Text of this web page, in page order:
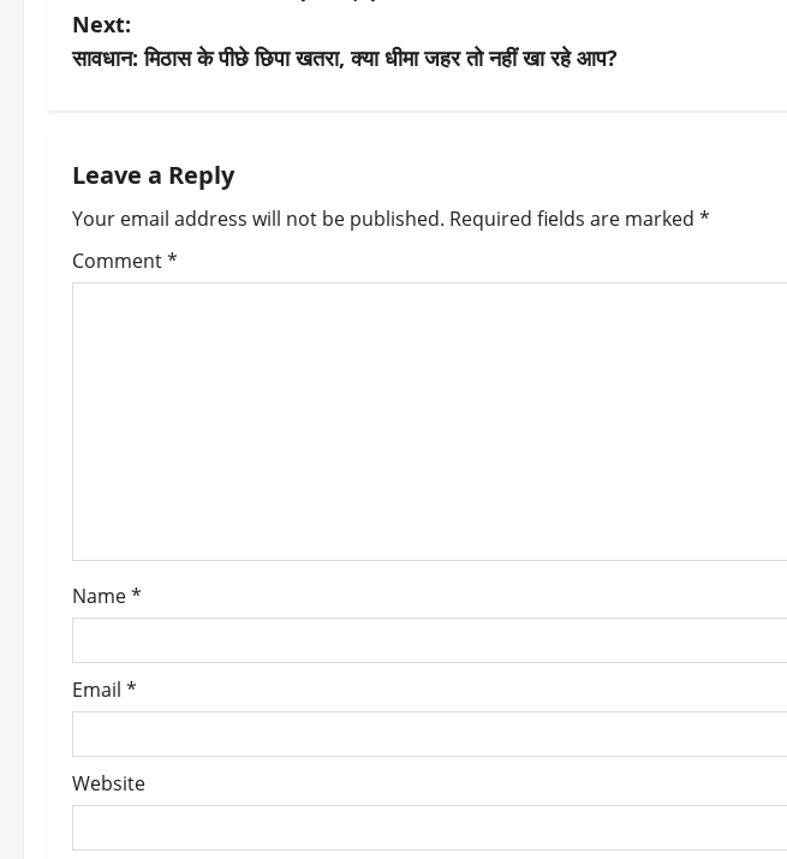
o
s
n
a
v
o
n
Next:
सावधान: मिठास के पीछे छिपा खतरा, क्या धीमा जहर तो नहीं खा रहे आप?
Leave a Reply
Your email address will not be published. Required fields are marked *
Comment*
Name*
Email *
Website